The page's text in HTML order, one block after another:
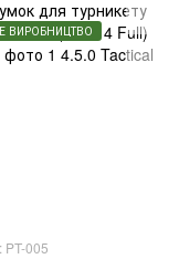
ВИРОБНИЦТВО
PT-005